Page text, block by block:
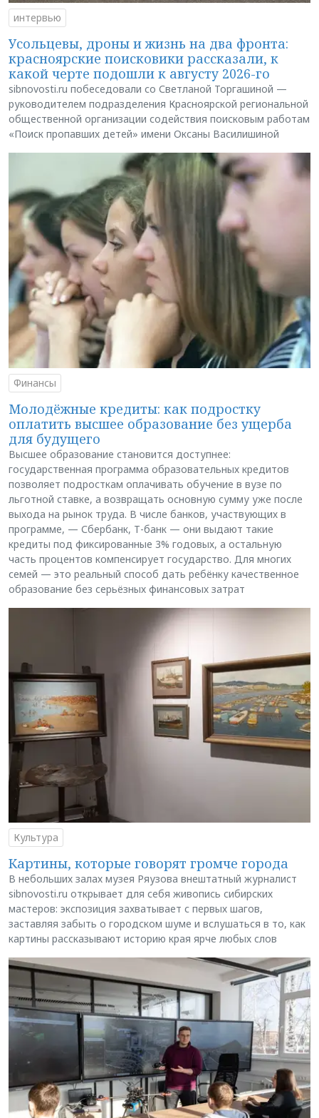
интервью
Усольцевы, дроны и жизнь на два фронта:
красноярские поисковики рассказали, к
какой черте подошли к августу 2026-го
sibnovosti.ru побеседовали со Светланой Торгашиной —
руководителем подразделения Красноярской региональной
общественной организации содействия поисковым работам
«Поиск пропавших детей» имени Оксаны Василишиной
Финансы
Молодёжные кредиты: как подростку
оплатить высшее образование без ущерба
для будущего
Высшее образование становится доступнее:
государственная программа образовательных кредитов
позволяет подросткам оплачивать обучение в вузе по
льготной ставке, а возвращать основную сумму уже после
выхода на рынок труда. В числе банков, участвующих в
программе, — Сбербанк, Т-банк — они выдают такие
кредиты под фиксированные 3% годовых, а остальную
часть процентов компенсирует государство. Для многих
семей — это реальный способ дать ребёнку качественное
образование без серьёзных финансовых затрат
Культура
Картины, которые говорят громче города
В небольших залах музея Ряузова внештатный журналист
sibnovosti.ru открывает для себя живопись сибирских
мастеров: экспозиция захватывает с первых шагов,
заставляя забыть о городском шуме и вслушаться в то, как
картины рассказывают историю края ярче любых слов